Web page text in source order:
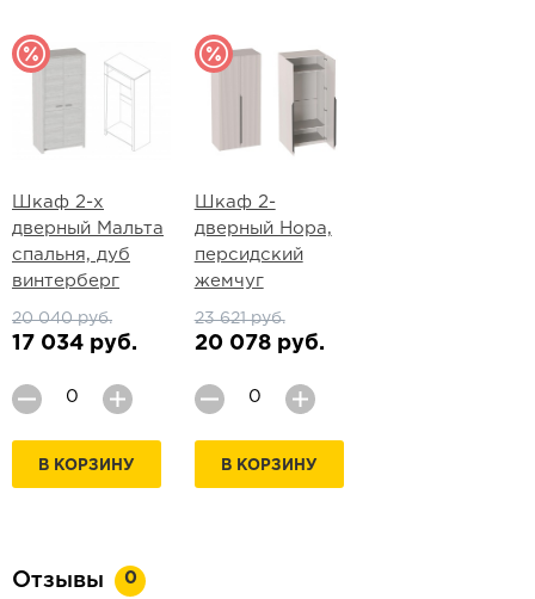
Шкаф 2-х
дверный Мальта
спальня, дуб
винтерберг
20 040 руб.
17 034 руб.
В КОРЗИНУ
Шкаф 2-
дверный Нора,
персидский
жемчуг
23 621 руб.
20 078 руб.
В КОРЗИНУ
Отзывы 0